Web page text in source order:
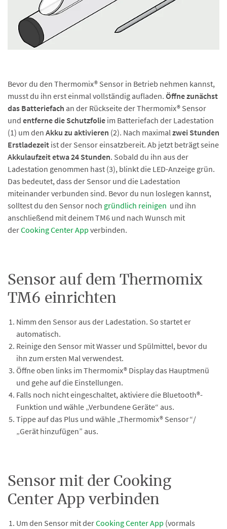
Bevor du den Thermomix® Sensor in Betrieb nehmen kannst,
musst du ihn erst einmal vollständig aufladen. Öffne zunächst
das Batteriefach an der Rückseite der Thermomix® Sensor
und entferne die Schutzfolie im Batteriefach der Ladestation
(1) um den Akku zu aktivieren (2). Nach maximalzwei Stunden
Erstladezeit ist der Sensor einsatzbereit. Ab jetzt beträgt seine
Akkulaufzeit etwa 24 Stunden. Sobald du ihn aus der
Ladestation genommen hast (3), blinkt die LED-Anzeige grün.
Das bedeutet, dass der Sensor und die Ladestation
miteinander verbunden sind. Bevor du nun loslegen kannst,
solltest du den Sensor noch gründlich reinigen und ihn
anschließend mit deinem TM6 und nach Wunsch mit
derCooking Center App verbinden.
Sensor auf dem Thermomix
TM6 einrichten
Nimm den Sensor aus der Ladestation. So startet er
automatisch.
Reinige den Sensor mit Wasser und Spülmittel, bevor du
ihn zum ersten Mal verwendest.
Öffne oben links im Thermomix® Display das Hauptmenü
und gehe auf die Einstellungen.
Falls noch nicht eingeschaltet, aktiviere die Bluetooth®-
Funktion und wähle „Verbundene Geräte“ aus.
Tippe auf das Plus und wähle „Thermomix® Sensor“/
„Gerät hinzufügen” aus.
Sensor mit der Cooking
Center App verbinden
Um den Sensor mit derCooking Center App (vormals